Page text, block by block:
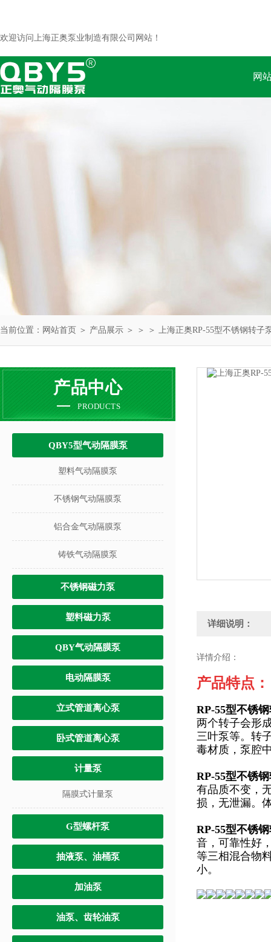
欢迎访问上海正奥泵业制造有限公司网站！
网
当前位置： 网站首页 ＞ 产品展示 ＞ ＞ ＞ 上海正奥RP-55型不锈钢转子
产品中心
PRODUCTS
QBY5型气动隔膜泵
塑料气动隔膜泵
不锈钢气动隔膜泵
铝合金气动隔膜泵
铸铁气动隔膜泵
不锈钢磁力泵
塑料磁力泵
QBY气动隔膜泵
电动隔膜泵
立式管道离心泵
卧式管道离心泵
计量泵
隔膜式计量泵
G型螺杆泵
抽液泵、油桶泵
加油泵
油泵、齿轮油泵
详细说明：
详情介绍：
产品特点：
RP-55型不锈
两个转子会形
三叶泵等。转
毒材质，泵腔
RP-55型不锈
有品质不变，
损，无泄漏。
RP-55型不锈
音，可靠性好
等三相混合物
小。